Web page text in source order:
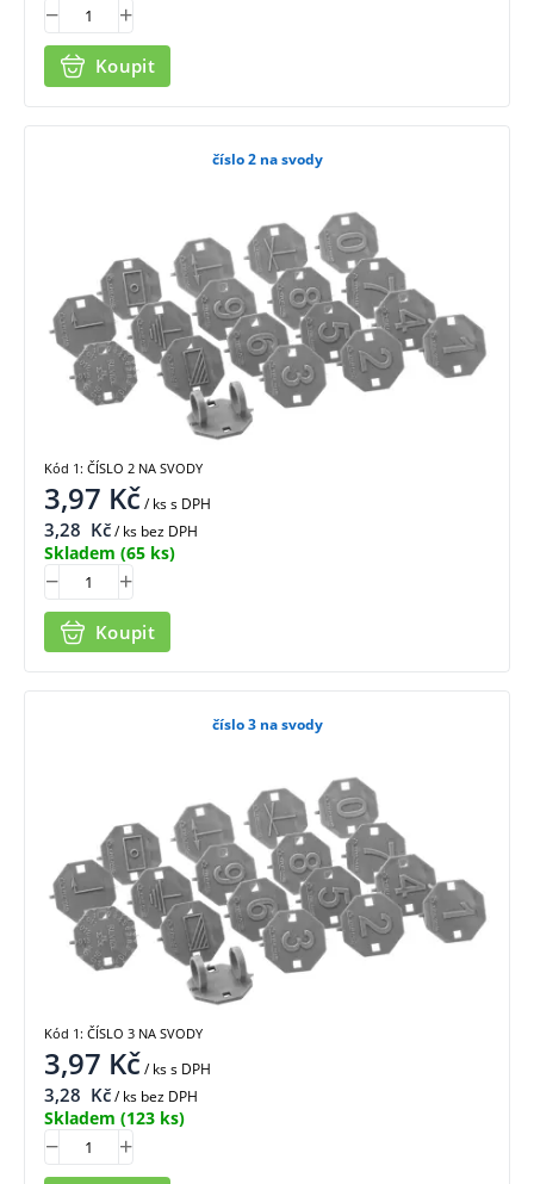
Koupit
číslo 2 na svody
3,97 Kč/ kss DPH
3,28 Kč/ ks bez DPH
Skladem (65 ks)
Koupit
Kód 1: ČÍSLO 2 NA SVODY
číslo 3 na svody
3,97 Kč/ kss DPH
3,28 Kč/ ks bez DPH
Skladem (123 ks)
Kód 1: ČÍSLO 3 NA SVODY